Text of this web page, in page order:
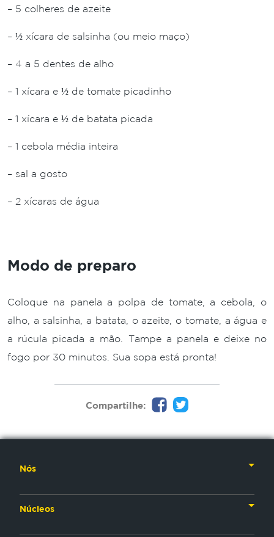
– 5 colheres de azeite
– ½ xícara de salsinha (ou meio maço)
– 4 a 5 dentes de alho
– 1 xícara e ½ de tomate picadinho
– 1 xícara e ½ de batata picada
– 1 cebola média inteira
– sal a gosto
– 2 xícaras de água
Modo de preparo
Coloque na panela a polpa de tomate, a cebola, o
alho, a salsinha, a batata, o azeite, o tomate, a água e
a rúcula picada a mão. Tampe a panela e deixe no
fogo por 30 minutos. Sua sopa está pronta!
Compartilhe:
Nós
Núcleos